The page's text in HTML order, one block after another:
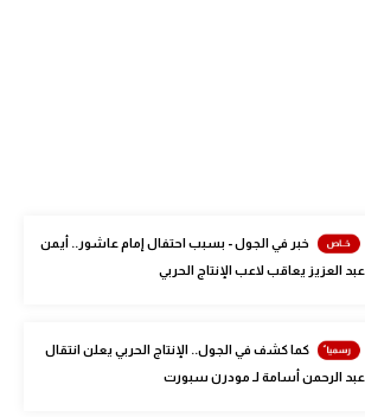
خبر في الجول - بسبب احتفال إمام عاشور.. أيمن
عبد العزيز يعاقب لاعب الإنتاج الحربي
كما كشف في الجول.. الإنتاج الحربي يعلن انتقال
عبد الرحمن أسامة لـ مودرن سبورت